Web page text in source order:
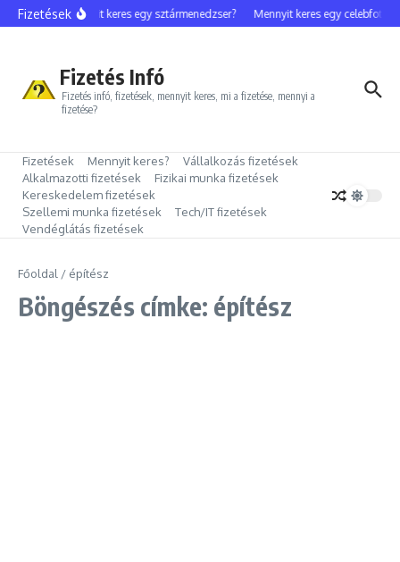
Ugrás a tartalomhoz
FizetésekMennyit keres egy sztármenedzser? Mennyit keres egy celebfotós?
Fizetés Infó
Fizetés infó, fizetések, mennyit keres, mi a fizetése, mennyi a
fizetése?
Fizetések Mennyit keres?
Vállalkozás fizetések
Alkalmazotti fizetések
Fizikai munka fizetések
Kereskedelem fizetések
Szellemi munka fizetések
Tech/IT fizetések
Vendéglátás fizetések
Főoldal / építész
Böngészés címke: építész